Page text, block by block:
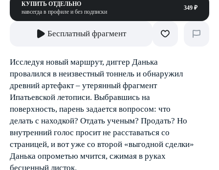
КУПИТЬ ОТДЕЛЬНО
навсегда в профиле и без подписки
349 ₽
Бесплатный фрагмент
Исследуя новый маршрут, диггер Данька
провалился в неизвестный тоннель и обнаружил
древний артефакт – утерянный фрагмент
Ипатьевской летописи. Выбравшись на
поверхность, парень задается вопросом: что
делать с находкой? Отдать ученым? Продать? Но
внутренний голос просит не расставаться со
страницей, и вот уже со второй «выгодной сделки»
Данька опрометью мчится, сжимая в руках
бесценный листок.